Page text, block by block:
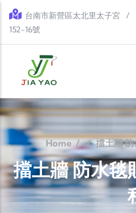
Skip to main content
台南市新營區太北里太子宮
152-16號
Home/ / 擋土牆
擋土牆 防水毯